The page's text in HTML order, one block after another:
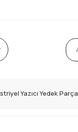
Yazıcı Yedek Parça